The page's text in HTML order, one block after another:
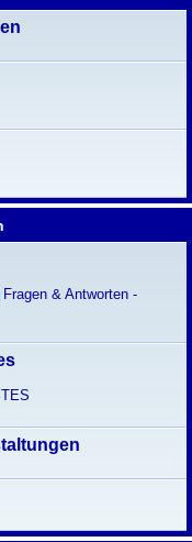
Fragen & Antworten -